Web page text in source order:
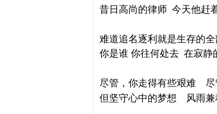
昔日高尚的律师 今天他赶
难道追名逐利就是生存的全
你是谁 你往何处去 在寂静
尽管，你走得有些艰难
尽
但坚守心中的梦想
风雨